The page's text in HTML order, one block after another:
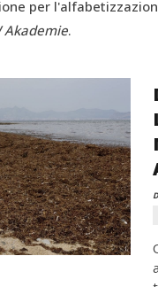
per
Akademie.